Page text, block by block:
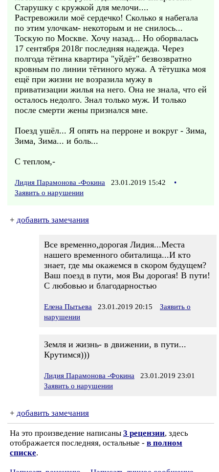
Старушку с кружкой для мелочи....
Растревожили моё сердечко! Сколько я набегала
по этим улочкам- некоторым и не снилось...
Тоскую по Москве. Хочу назад... Но оборвалась
17 сентября 2018г последняя надежда. Через
полгода тётина квартира "уйдёт" безвозвратно
кровным по линии тётиного мужа. А тётушка моя
ещё при жизни не возразила мужу в
приватизации жилья на него. Она не знала, что ей
осталось недолго. Знал только муж. И только
после смерти жены признался мне.
Поезд ушёл... Я опять на перроне и вокруг - Зима,
Зима, Зима... и боль...
С теплом,-
Лидия Парамонова -Фокина 23.01.2019 15:42
•
Заявить о нарушении
+ добавить замечания
Все временно,дорогая Лидия...Места
нашего временного обиталища...И кто
знает, где мы окажемся в скором будущем?
Ваш поезд в пути, моя Вы дорогая! В пути!
С любовью и благодарностью
Елена Пытьева 23.01.2019 20:15
Заявить о
нарушении
Земля и жизнь- в движении, в пути...
Крутимся)))
Лидия Парамонова -Фокина 23.01.2019 23:01
Заявить о нарушении
+ добавить замечания
На это произведение написаны 3 рецензии, здесь
отображается последняя, остальные - в полном
списке.